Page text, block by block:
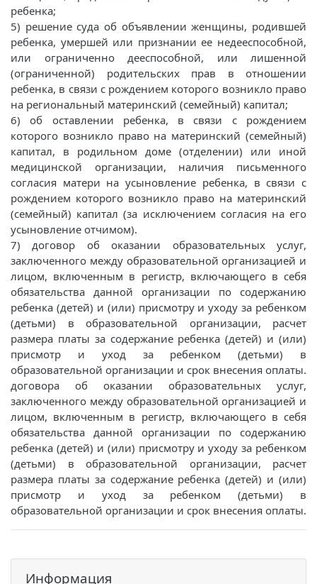
ребенка;
5) решение суда об объявлении женщины, родившей
ребенка, умершей или признании ее недееспособной,
или ограниченно дееспособной, или лишенной
(ограниченной) родительских прав в отношении
ребенка, в связи с рождением которого возникло право
на региональный материнский (семейный) капитал;
6) об оставлении ребенка, в связи с рождением
которого возникло право на материнский (семейный)
капитал, в родильном доме (отделении) или иной
медицинской организации, наличия письменного
согласия матери на усыновление ребенка, в связи с
рождением которого возникло право на материнский
(семейный) капитал (за исключением согласия на его
усыновление отчимом).
7) договор об оказании образовательных услуг,
заключенного между образовательной организацией и
лицом, включенным в регистр, включающего в себя
обязательства данной организации по содержанию
ребенка (детей) и (или) присмотру и уходу за ребенком
(детьми) в образовательной организации, расчет
размера платы за содержание ребенка (детей) и (или)
присмотр и уход за ребенком (детьми) в
образовательной организации и срок внесения оплаты.
договора об оказании образовательных услуг,
заключенного между образовательной организацией и
лицом, включенным в регистр, включающего в себя
обязательства данной организации по содержанию
ребенка (детей) и (или) присмотру и уходу за ребенком
(детьми) в образовательной организации, расчет
размера платы за содержание ребенка (детей) и (или)
присмотр и уход за ребенком (детьми) в
образовательной организации и срок внесения оплаты.
Информация